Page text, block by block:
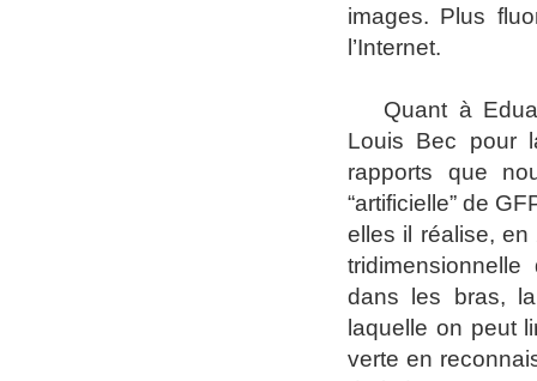
images. Plus
l’Internet.
Quant à
Louis Bec pour
rapports que
“artificielle” de
elles il réalise,
dans les bras,
laquelle on peut
verte en